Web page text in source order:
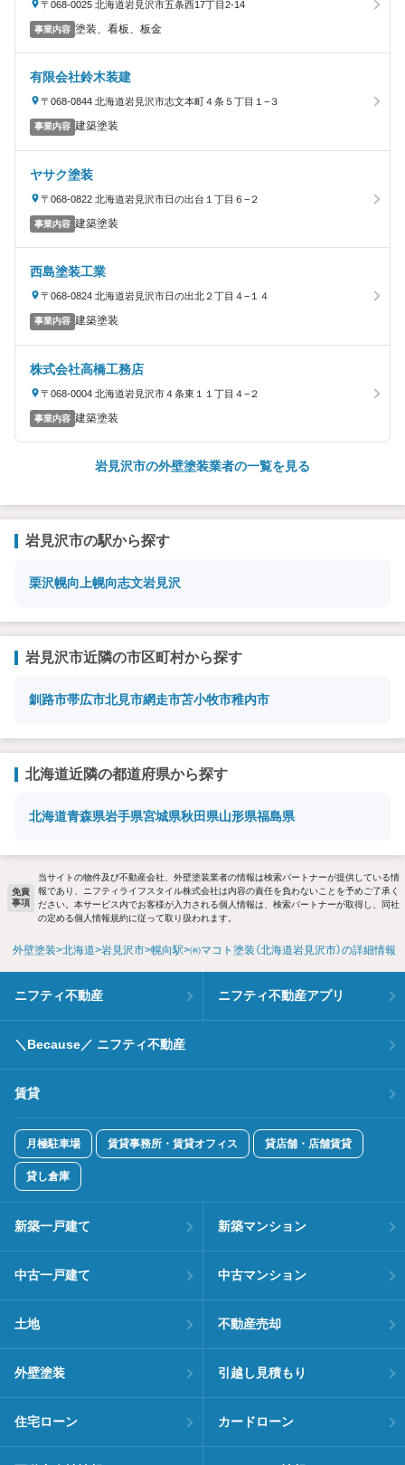
〒068-0025 北海道岩見沢市五条西17丁目2-14
事業内容 塗装、看板、板金
有限会社鈴木装建
〒068-0844 北海道岩見沢市志文本町４条５丁目１−３
事業内容 建築塗装
ヤサク塗装
〒068-0822 北海道岩見沢市日の出台１丁目６−２
事業内容 建築塗装
西島塗装工業
〒068-0824 北海道岩見沢市日の出北２丁目４−１４
事業内容 建築塗装
株式会社高橋工務店
〒068-0004 北海道岩見沢市４条東１１丁目４−２
事業内容 建築塗装
岩見沢市の外壁塗装業者の一覧を見る
岩見沢市の駅から探す
栗沢幌向 上幌向志文岩見沢
岩見沢市近隣の市区町村から探す
釧路市帯広市北見市網走市苫小牧市稚内市
北海道近隣の都道府県から探す
北海道青森県岩手県宮城県秋田県山形県福島県
免責
事項
当サイトの物件及び不動産会社、外壁塗装業者の情報は検索パートナーが提供している情
報であり、ニフティライフスタイル株式会社は内容の責任を負わないことを予めご了承く
ださい。本サービス内でお客様が入力される個人情報は、検索パートナーが取得し、同社
の定める個人情報規約に従って取り扱われます。
外壁塗装 北海道 岩見沢市 幌向駅 ㈲マコト塗装（北海道岩見沢市）の詳細情報
ニフティ不動産 ニフティ不動産アプリ
＼Because／ ニフティ不動産
賃貸
月極駐車場 賃貸事務所・賃貸オフィス 貸店舗・店舗賃貸
貸し倉庫
新築一戸建て 新築マンション
中古一戸建て 中古マンション
土地 不動産売却
外壁塗装 引越し見積もり
住宅ローン カードローン